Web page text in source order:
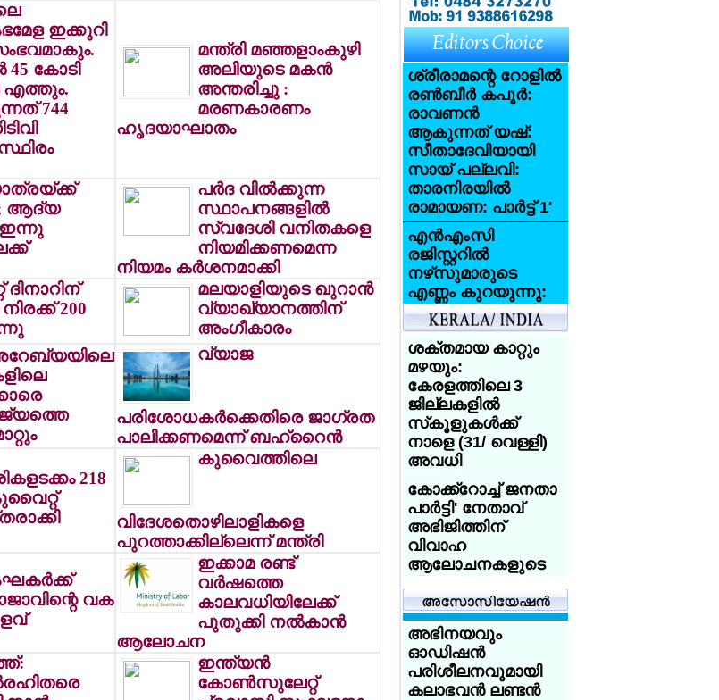
ഇക്കുറി
കോടി
എത്തും.
744
മന്ത്രി മഞ്ഞളാംകുഴി
അലിയുടെ മകന്‍
അന്തരിച്ചു :
മരണകാരണം
ഹൃദയാഘാതം
; ആദ്യ
ഇന്നു
പര്‍ദ വില്‍ക്കുന്ന
സ്ഥാപനങ്ങളില്‍
സ്വദേശി വനിതകളെ
നിയമിക്കണമെന്ന
നിയമം കര്‍ശനമാക്കി
200
മലയാളിയുടെ ഖുറാന്‍
വ്യാഖ്യാനത്തിന്
അംഗീകാരം
വ്യാജ
പരിശോധകര്‍ക്കെതിരെ ജാഗ്രത
പാലിക്കണമെന്ന് ബഹ്‌റൈന്‍
218
കുവൈത്തിലെ
വിദേശതൊഴിലാളികളെ
പുറത്താക്കില്ലെന്ന് മന്ത്രി
വക
ഇക്കാമ രണ്ട്
വര്‍ഷത്തെ
കാലവധിയിലേക്ക്
പുതുക്കി നല്‍കാന്‍
ആലോചന
ഇന്ത്യന്‍
കോണ്‍സുലേറ്റ്
ശ്രീരാമന്റെ റോളില്‍
രണ്‍ബീര്‍ കപൂര്‍:
രാവണന്‍
ആകുന്നത് യഷ്:
സീതാദേവിയായി
സായ് പല്ലവി:
താരനിരയില്‍
രാമായണ: പാര്‍ട്ട് 1'
എന്‍എംസി
രജിസ്റ്ററില്‍
നഴ്‌സുമാരുടെ
എണ്ണം കുറയുന്നു:
അതായത്
യുകെയിലേക്ക്
വരാന്‍ നഴ്‌സുമാര്‍
ഇല്ലാവുകയാണോ
?
ബാന്‍ഡ് 5
നഴ്‌സില്‍നിന്ന്
ന്യൂറോളജി ലീഡ്
നഴ്‌സിലേക്ക്;
എന്‍എച്ച്എസില്‍
അഭിമാനമായി
ഷൈനി ബേസില്‍
ആറുമാസത്തില്‍
3.05 ലക്ഷം സ്ത്രീകള്‍;
സൗജന്യ
അടിയന്തര
ഗര്‍ഭനിരോധന
പദ്ധതിക്ക് വന്‍
സ്വീകാര്യത
കോക്ക്‌റോച്ച് ജനതാ
ശക്തമായ കാറ്റും
മഴയും:
കേരളത്തിലെ 3
ജില്ലകളില്‍
സ്‌കൂളുകള്‍ക്ക്
നാളെ (31/ വെള്ളി)
അവധി
കോക്ക്‌റോച്ച് ജനതാ
പാര്‍ട്ടി' നേതാവ്
അഭിജിത്തിന്
വിവാഹ
ആലോചനകളുടെ
ചെറുപ്പക്കാരിലേക്ക്
ഇറങ്ങിച്ചെല്ലാന്‍
കേന്ദ്രത്തിലെ
ബിജെപി മന്ത്രിമാര്‍
ഇന്‍സ്റ്റഗ്രാമിലൂടെ
അഭിനയവും
ഓഡിഷന്‍
പരിശീലനവുമായി
കലാഭവന്‍ ലണ്ടന്‍